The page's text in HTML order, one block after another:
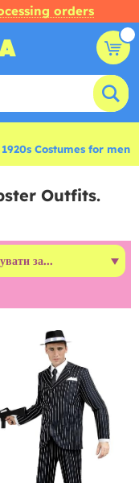
orders
Costumes for men
Outfits.